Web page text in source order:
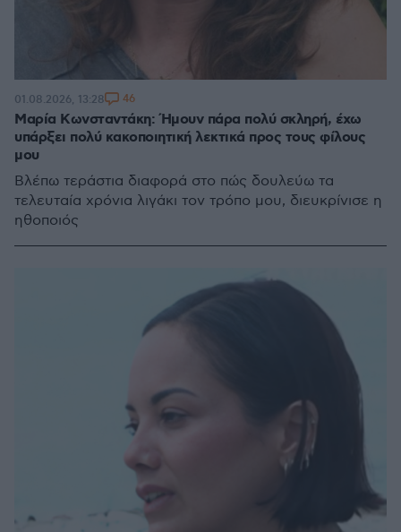
Μαρία Κωνσταντάκη: Ήμουν πάρα πολύ σκληρή, έχω
υπάρξει πολύ κακοποιητική λεκτικά προς τους φίλους
μου
Βλέπω τεράστια διαφορά στο πώς δουλεύω τα
τελευταία χρόνια λιγάκι τον τρόπο μου, διευκρίνισε η
ηθοποιός
01.08.2026, 13:28 46